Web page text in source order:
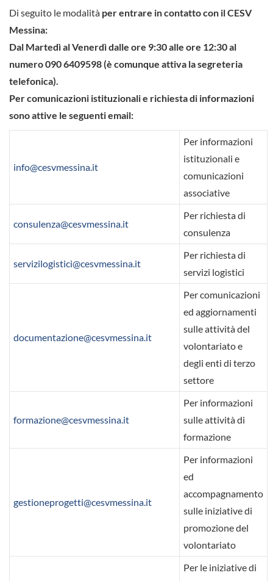
Di seguito le modalità per entrare in contatto con il CESV
Messina:
Dal Martedì al Venerdì dalle ore 9:30 alle ore 12:30 al
numero 090 6409598 (è comunque attiva la segreteria
telefonica).
Per comunicazioni istituzionali e richiesta di informazioni
sono attive le seguenti email:
info@cesvmessina.it
Per informazioni
istituzionali e
comunicazioni
associative
consulenza@cesvmessina.it
Per richiesta di
consulenza
servizilogistici@cesvmessina.it
Per richiesta di
servizi logistici
documentazione@cesvmessina.it
Per comunicazioni
ed aggiornamenti
sulle attività del
volontariato e
degli enti di terzo
settore
formazione@cesvmessina.it
Per informazioni
sulle attività di
formazione
gestioneprogetti@cesvmessina.it
Per informazioni
ed
accompagnamento
sulle iniziative di
promozione del
volontariato
Per le iniziative di